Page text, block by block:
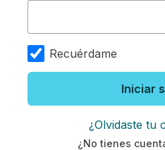
Recuérdame
Iniciar
¿Olvidaste tu
¿No tienes